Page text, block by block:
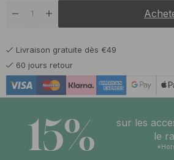
Livraison gratuite dès €49
60 jours retour
15%
sur les
le